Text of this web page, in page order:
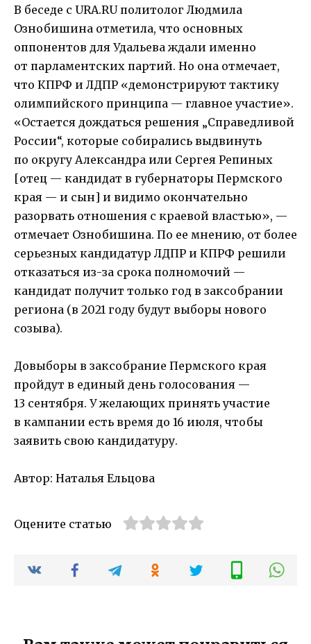
В беседе с URA.RU политолог Людмила
Ознобишина отметила, что основных
оппонентов для Удальева ждали именно
от парламентских партий. Но она отмечает,
что КПРФ и ЛДПР «демонстрируют тактику
олимпийского принципа — главное участие».
«Остается дождаться решения „Справедливой
России“, которые собирались выдвинуть
по округу Александра или Сергея Репиных
[отец — кандидат в губернаторы Пермского
края — и сын] и видимо окончательно
разорвать отношения с краевой властью», —
отмечает Ознобишина. По ее мнению, от более
серьезных кандидатур ЛДПР и КПРФ решили
отказаться из-за срока полномочий —
кандидат получит только год в заксобрании
региона (в 2021 году будут выборы нового
созыва).
Довыборы в заксобрание Пермского края
пройдут в единый день голосования —
13 сентября. У желающих принять участие
в кампании есть время до 16 июля, чтобы
заявить свою кандидатуру.
Автор: Наталья Ельцова
Оцените статью